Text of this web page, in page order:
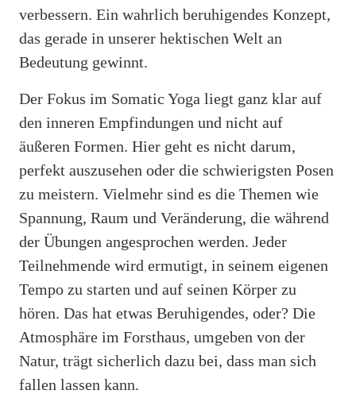
verbessern. Ein wahrlich beruhigendes Konzept,
das gerade in unserer hektischen Welt an
Bedeutung gewinnt.
Der Fokus im Somatic Yoga liegt ganz klar auf
den inneren Empfindungen und nicht auf
äußeren Formen. Hier geht es nicht darum,
perfekt auszusehen oder die schwierigsten Posen
zu meistern. Vielmehr sind es die Themen wie
Spannung, Raum und Veränderung, die während
der Übungen angesprochen werden. Jeder
Teilnehmende wird ermutigt, in seinem eigenen
Tempo zu starten und auf seinen Körper zu
hören. Das hat etwas Beruhigendes, oder? Die
Atmosphäre im Forsthaus, umgeben von der
Natur, trägt sicherlich dazu bei, dass man sich
fallen lassen kann.